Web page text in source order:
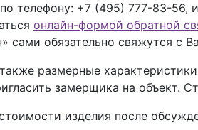
телефону: +7 (495) 777-83-56,
онлайн-формой обратной
обязательно свяжутся с
размерные
замерщика на объект.
изделия после